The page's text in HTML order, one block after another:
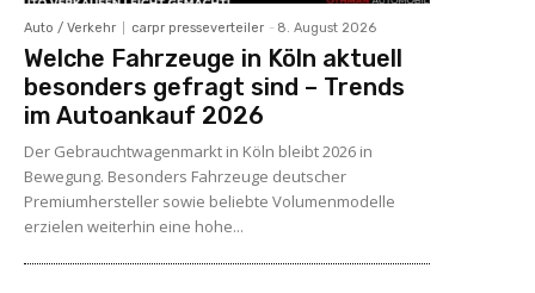
Auto / Verkehr carpr presseverteiler - 8. August 2026
Welche Fahrzeuge in Köln aktuell
besonders gefragt sind – Trends
im Autoankauf 2026
Der Gebrauchtwagenmarkt in Köln bleibt 2026 in
Bewegung. Besonders Fahrzeuge deutscher
Premiumhersteller sowie beliebte Volumenmodelle
erzielen weiterhin eine hohe...